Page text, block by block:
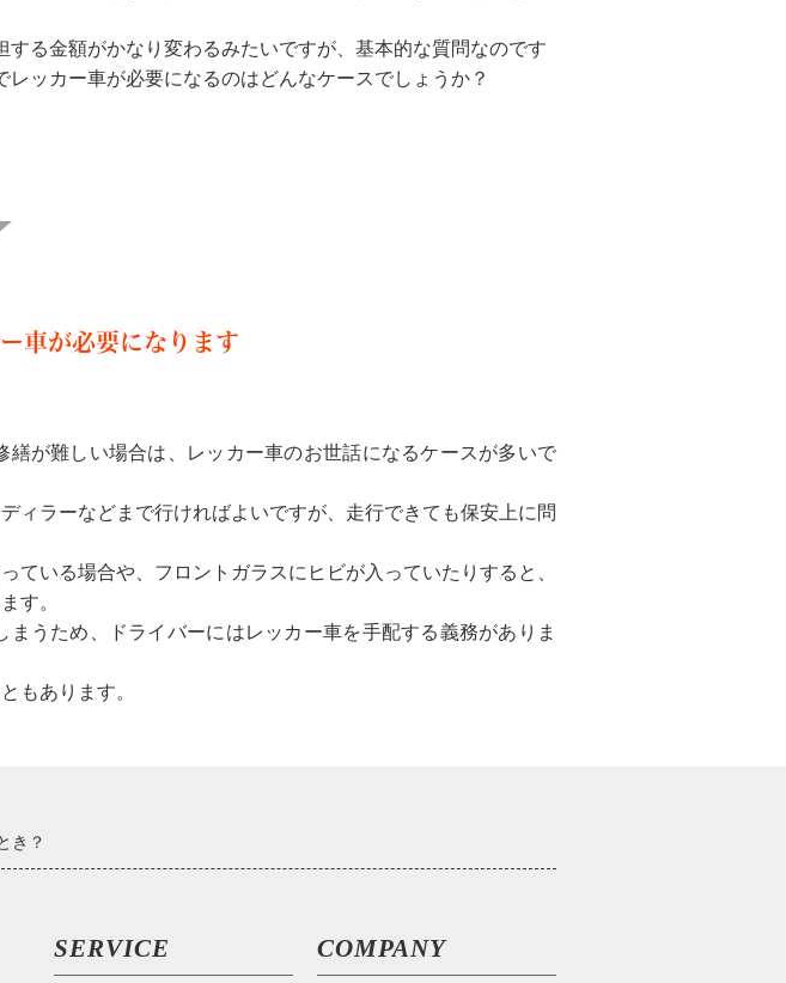
る金額がかなり変わるみたいですが、基本的な質問なのです
ッカー車が必要になるのはどんなケースでしょうか？
車が必要になります
が難しい場合は、レッカー車のお世話になるケースが多いで
ィラーなどまで行ければよいですが、走行できても保安上に問
いる場合や、フロントガラスにヒビが入っていたりすると、
す。
うため、ドライバーにはレッカー車を手配する義務がありま
もあります。
き？
SERVICE COMPANY